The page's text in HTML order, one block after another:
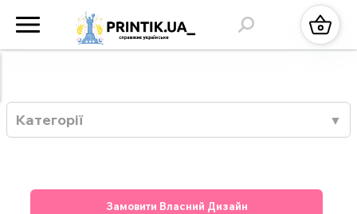
Категорії
Замовити Власний Дизайн